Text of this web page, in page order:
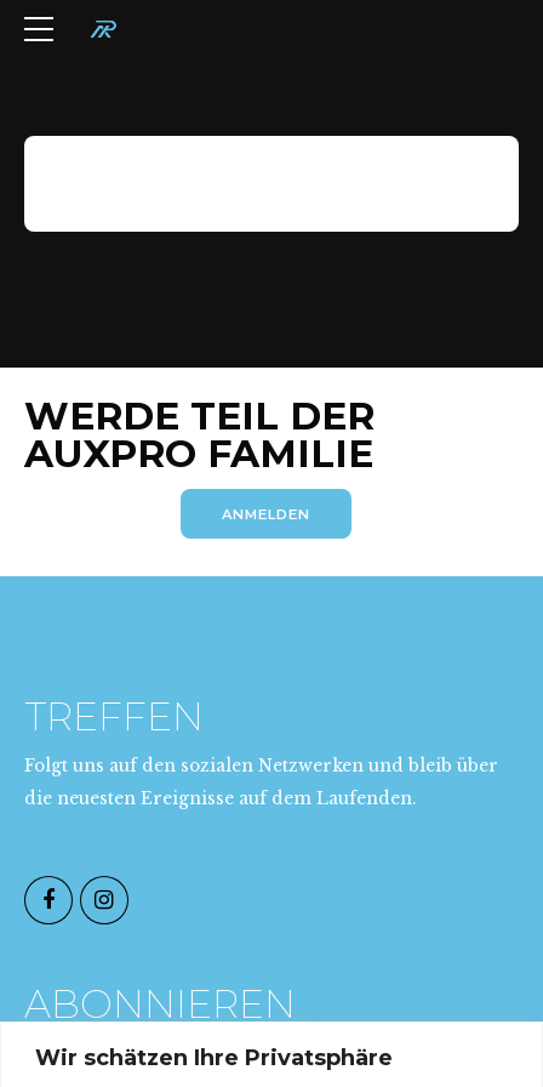
Wir schätzen Ihre Privatsphäre
WERDE TEIL DER
AUXPRO FAMILIE
ANMELDEN
TREFFEN
Folgt uns auf den sozialen Netzwerken und bleib über
die neuesten Ereignisse auf dem Laufenden.
ABONNIEREN
Trage dich in den Newsletter ein (kostenlos)